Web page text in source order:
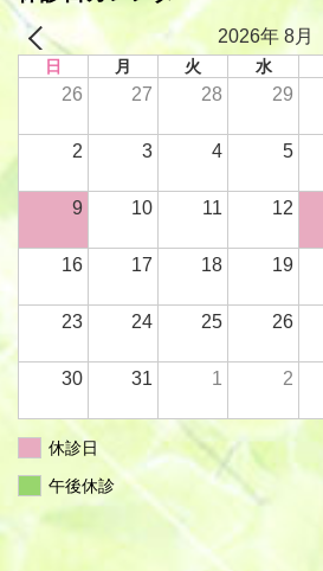
2026年 8月
日 月 火 水
26 27 28 29
2 3 4 5
9 10 11 12
16 17 18 19
23 24 25 26
30 31 1 2
休診日
午後休診